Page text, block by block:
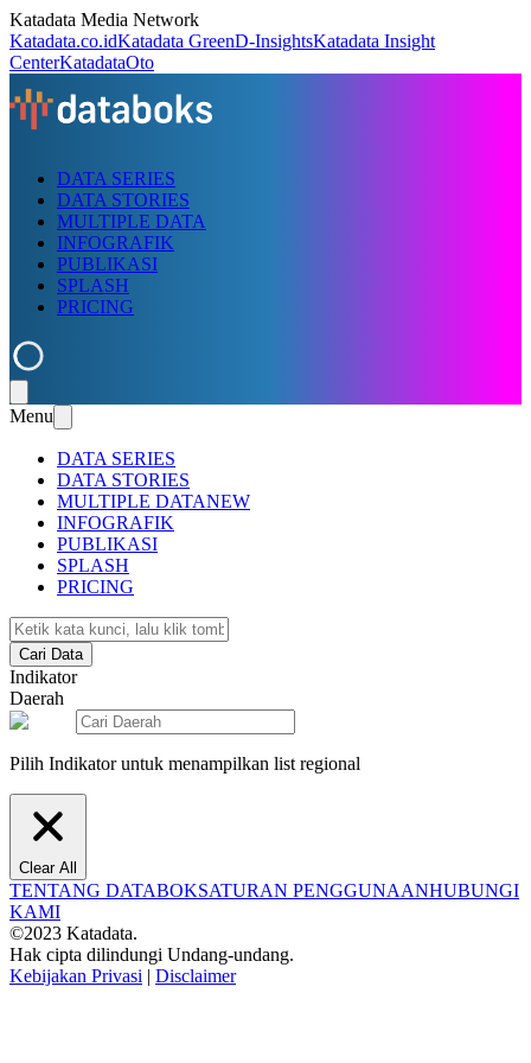
Katadata Media Network
Katadata.co.idKatadata GreenD-InsightsKatadata Insight
CenterKatadataOto
DATA SERIES
DATA STORIES
MULTIPLE DATA
INFOGRAFIK
PUBLIKASI
SPLASH
PRICING
Menu
DATA SERIES
DATA STORIES
MULTIPLE DATANEW
INFOGRAFIK
PUBLIKASI
SPLASH
PRICING
Cari Data
Indikator
Daerah
Pilih Indikator untuk menampilkan list regional
Clear All
TENTANG DATABOKSATURAN PENGGUNAANHUBUNGI
KAMI
©2023 Katadata.
Hak cipta dilindungi Undang-undang.
Kebijakan Privasi | Disclaimer